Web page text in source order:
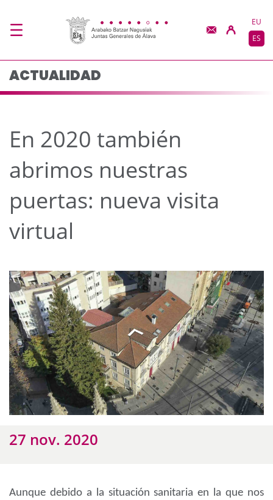
En 2020 también
EU
ES
ACTUALIDAD
En 2020 también
abrimos nuestras
puertas: nueva visita
virtual
27 nov. 2020
Aunque debido a la situación sanitaria en la que nos